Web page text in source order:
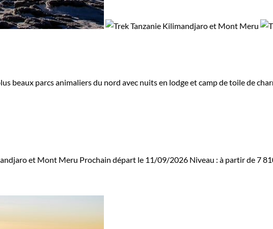
beaux parcs animaliers du nord avec nuits en lodge et camp de toile de
et Mont Meru Prochain départ le 11/09/2026 Niveau : à partir de7